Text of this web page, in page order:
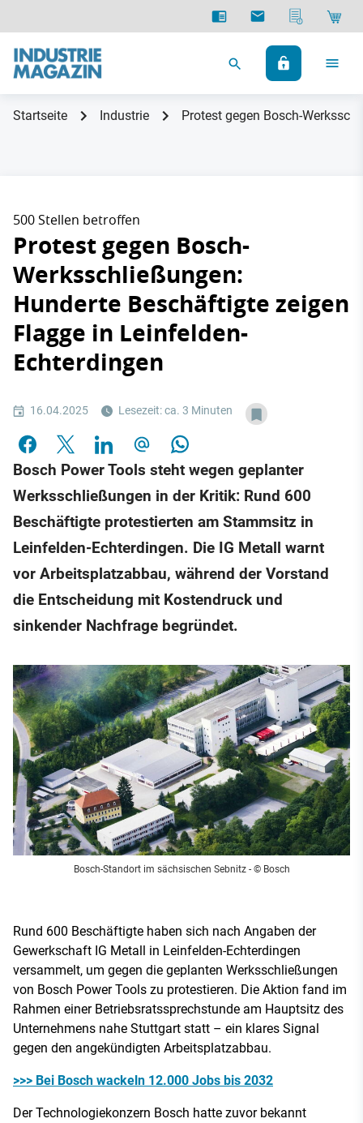
Startseite Industrie Protest gegen Bosch-
500 Stellen betroffen
Protest gegen Bosch-
Werksschließungen:
Hunderte Beschäftigte zeigen
Flagge in Leinfelden-
Echterdingen
16.04.2025 Lesezeit: ca. 3 Minuten
Bosch Power Tools steht wegen geplanter
Werksschließungen in der Kritik: Rund 600
Beschäftigte protestierten am Stammsitz in
Leinfelden-Echterdingen. Die IG Metall warnt
vor Arbeitsplatzabbau, während der Vorstand
die Entscheidung mit Kostendruck und
sinkender Nachfrage begründet.
Bosch-Standort im sächsischen Sebnitz- © Bosch
Rund 600 Beschäftigte haben sich nach Angaben der
Gewerkschaft IG Metall in Leinfelden-Echterdingen
versammelt, um gegen die geplanten Werksschließungen
von Bosch Power Tools zu protestieren. Die Aktion fand im
Rahmen einer Betriebsratssprechstunde am Hauptsitz des
Unternehmens nahe Stuttgart statt – ein klares Signal
gegen den angekündigten Arbeitsplatzabbau.
>>> Bei Bosch wackeln 12.000 Jobs bis 2032
Der Technologiekonzern Bosch hatte zuvor bekannt